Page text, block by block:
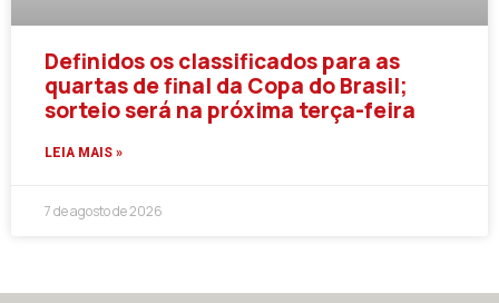
Definidos os classificados para as
quartas de final da Copa do Brasil;
sorteio será na próxima terça-feira
LEIA MAIS »
7 de agosto de 2026